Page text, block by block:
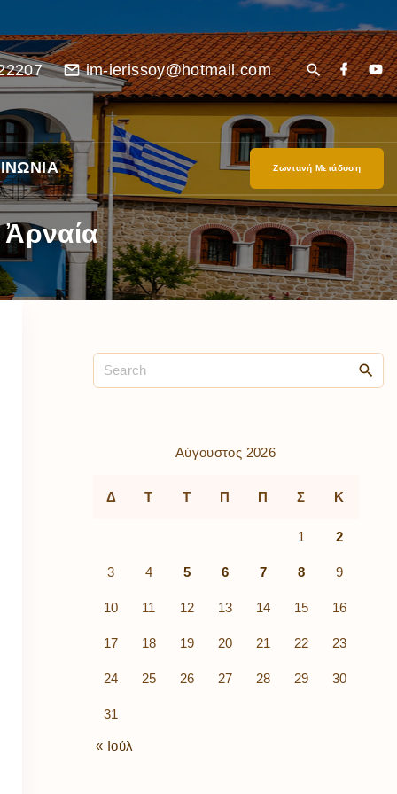
im-ierissoy@hotmail.com
Ζωντανή Μετάδοση
Αύγουστος 2026
Δ Τ Τ Π Π Σ Κ
1 2
3 4 5 6 7 8 9
10 11 12 13 14 15 16
17 18 19 20 21 22 23
24 25 26 27 28 29 30
31
« Ιούλ